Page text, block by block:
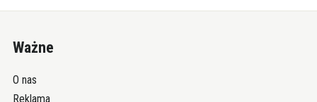
Ważne
O nas
Reklama